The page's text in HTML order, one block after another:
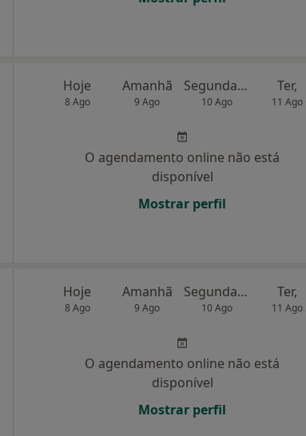
Hoje
8 Ago
Amanhã
9 Ago
Segunda-feira
10 Ago
Ter,
11 Ago
O agendamento online não está
disponível
Mostrar perfil
Hoje
8 Ago
Amanhã
9 Ago
Segunda-feira
10 Ago
Ter,
11 Ago
O agendamento online não está
disponível
Mostrar perfil